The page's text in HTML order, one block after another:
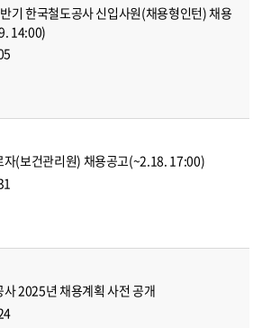
기 한국철도공사 신입사원(채용형인턴) 채용
14:00)
자(보건관리원) 채용공고(~2.18. 17:00)
2025년 채용계획 사전 공개